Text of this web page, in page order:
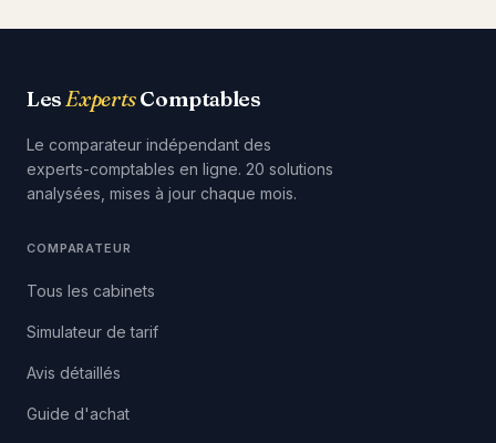
LesExpertsComptables
Le comparateur indépendant des
experts-comptables en ligne. 20 solutions
analysées, mises à jour chaque mois.
COMPARATEUR
Tous les cabinets
Simulateur de tarif
Avis détaillés
Guide d'achat